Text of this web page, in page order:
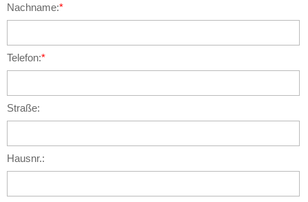
Nachname:*
Telefon:*
Straße:
Hausnr.: